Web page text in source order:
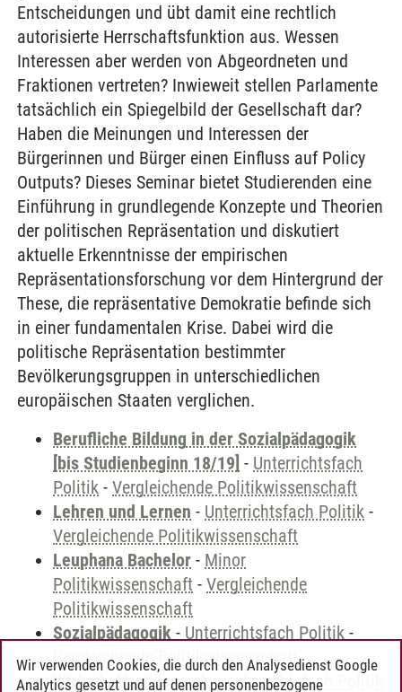
Entscheidungen und übt damit eine rechtlich
autorisierte Herrschaftsfunktion aus. Wessen
Interessen aber werden von Abgeordneten und
Fraktionen vertreten? Inwieweit stellen Parlamente
tatsächlich ein Spiegelbild der Gesellschaft dar?
Haben die Meinungen und Interessen der
Bürgerinnen und Bürger einen Einfluss auf Policy
Outputs? Dieses Seminar bietet Studierenden eine
Einführung in grundlegende Konzepte und Theorien
der politischen Repräsentation und diskutiert
aktuelle Erkenntnisse der empirischen
Repräsentationsforschung vor dem Hintergrund der
These, die repräsentative Demokratie befinde sich
in einer fundamentalen Krise. Dabei wird die
politische Repräsentation bestimmter
Bevölkerungsgruppen in unterschiedlichen
europäischen Staaten verglichen.
Berufliche Bildung in der Sozialpädagogik
[bis Studienbeginn 18/19] - Unterrichtsfach
Politik - Vergleichende Politikwissenschaft
Lehren und Lernen - Unterrichtsfach Politik -
Vergleichende Politikwissenschaft
Leuphana Bachelor - Minor
Politikwissenschaft - Vergleichende
Politikwissenschaft
Sozialpädagogik - Unterrichtsfach Politik -
Vergleichende Politikwissenschaft
Wirtschaftspädagogik -Unterrichtsfach Politik
Wir verwenden Cookies, die durch den Analysedienst Google
Analytics gesetzt und auf denen personenbezogene